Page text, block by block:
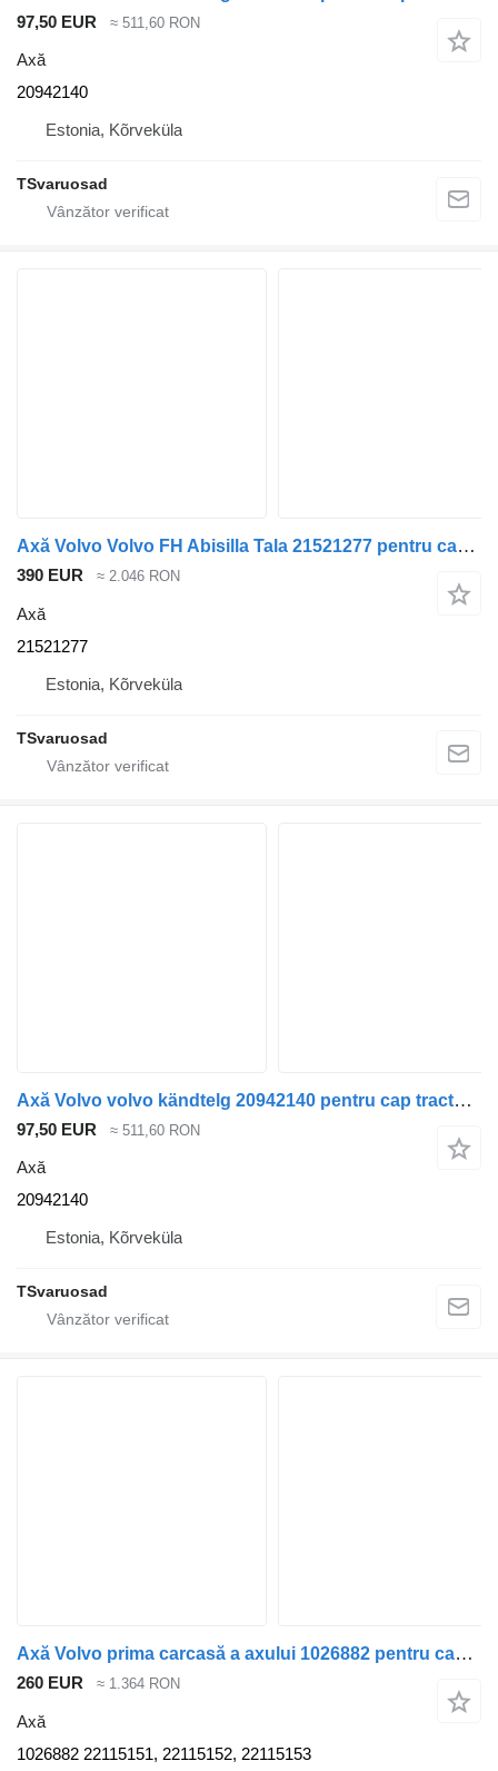
97,50 EUR ≈ 511,60 RON
Axă
20942140
Estonia, Kõrveküla
TSvaruosad
Axă Volvo Volvo FH Abisilla Tala 21521277 pentru cap tractor Volvo FH
390 EUR ≈ 2.046 RON
Axă
21521277
Estonia, Kõrveküla
TSvaruosad
Axă Volvo volvo kändtelg 20942140 pentru cap tractor Volvo FH
97,50 EUR ≈ 511,60 RON
Axă
20942140
Estonia, Kõrveküla
TSvaruosad
Axă Volvo prima carcasă a axului 1026882 pentru cap tractor Volvo FH
260 EUR ≈ 1.364 RON
Axă
1026882 22115151, 22115152, 22115153